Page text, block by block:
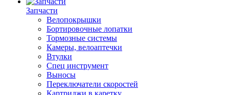
Запчасти
Велопокрышки
Бортировочные лопатки
Тормозные системы
Камеры, велоаптечки
Втулки
Спец инструмент
Выносы
Переключатели скоростей
Картриджи в каретку